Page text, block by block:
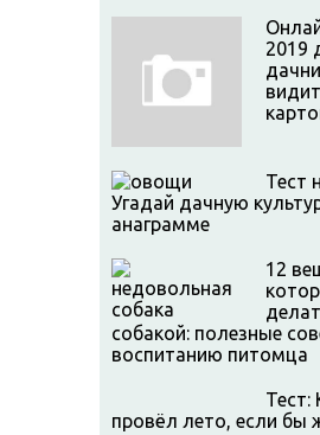
2019
Тест
Угадай дачную
анаграмме
12
собакой: полезные
воспитанию питомца
Тест:
провёл лето, если бы